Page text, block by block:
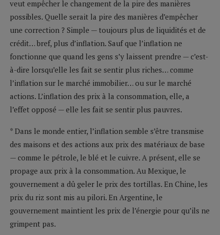
veut empêcher le changement de la pire des manières
possibles. Quelle serait la pire des manières d’empêcher
une correction ? Simple — toujours plus de liquidités et de
crédit… bref, plus d’inflation. Sauf que l’inflation ne
fonctionne que quand les gens s’y laissent prendre — c’est-
à-dire lorsqu’elle les fait se sentir plus riches… comme
l’inflation sur le marché immobilier… ou sur le marché
actions. L’inflation des prix à la consommation, elle, a
l’effet opposé — elle les fait se sentir plus pauvres.
* Dans le monde entier, l’inflation semble s’être transmise
des maisons et des actions aux prix des matériaux de base
— comme le pétrole, le blé et le cuivre. A présent, elle se
propage aux prix à la consommation. Au Mexique, le
gouvernement a dû geler le prix des tortillas. En Chine, les
prix du riz sont mis au pilori. En Argentine, le
gouvernement maintient les prix de l’énergie pour qu’ils ne
grimpent pas.